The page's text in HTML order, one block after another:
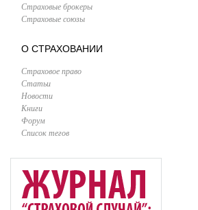
Страховые брокеры
Страховые союзы
О СТРАХОВАНИИ
Страховое право
Статьи
Новости
Книги
Форум
Список тегов